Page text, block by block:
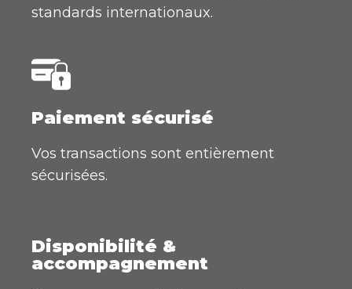
standards internationaux.
Paiement sécurisé
Vos transactions sont entièrement
sécurisées.
Disponibilité &
accompagnement